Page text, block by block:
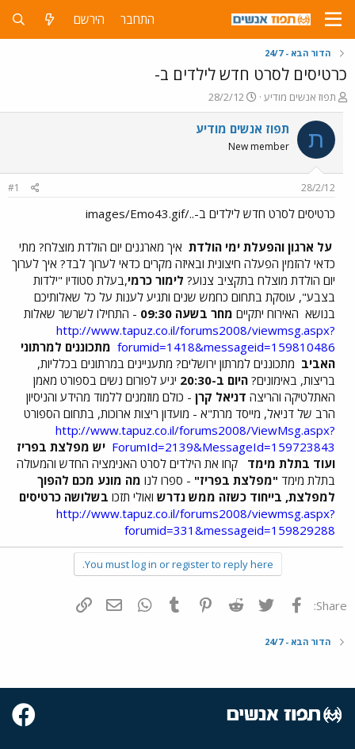
התחבר הירשם
הדור הבא - 24/7
כרטיסים לסרט חדש לילדים ב-
פ
ו
ת
ח
ה
ש
א
תפוז אנשים מודיע
פ
ו
ר
ם
ר
28/2/12
ת תפוז אנשים מודיע
New member
28/2/12
#1
כרטיסים לסרט חדש לילדים ב-../images/Emo43.gif
על ארגון והפעלת ימי הולדת איך מארגנים יום הולדת מוצלח? מתי
כדאי להזמין הפעלה חיצונית ובאיזה מקרים כדאי לערוך לבד? איך לערוך
יום הולדת מוצלח בתקציב צנוע? לימור כרמי,בעלת סטודיו "ילדות
בצבע", עוסקת בתחום כחמש שנים ותגיע לענות על כל שאלותיכם
בנושא האירוח יתקיים מחר בשעה 09:30
- התחילו לשרשר שאלות
http://www.tapuz.co.il/forums2008/viewmsg.aspx?
forumid=1418&messageid=159810486 מתכוננים למרתוני
האביב מתכוננים למרתון ירושלים? מתעניינים במרתונים בכלליות,
בריצות, באימונים? היום ב-20:30
יגיע לפורום נשים בספורט מאמן
האתלטיקה והריצה דניאל קרן - כולם מוזמנים ללמוד מהידע והניסיון
הרב של דניאל, מייסד מרת"א - מועדון ריצות ארוכות, בתחום הספורט
http://www.tapuz.co.il/forums2008/ViewMsg.aspx?
ForumId=2139&MessageId=159723843 יש מפלצת בפריז
ועוד בתלת מימד
קחו את הילדים לסרט האנימציה החדש והמעולה
בתלת מימד "מפלצת בפריז" - ספרו לנו מה מונע מכם להפוך
למפלצת, בייחוד כשזה ממש נדרש ואולי תזכו בשלושה כרטיסים
http://www.tapuz.co.il/forums2008/viewmsg.aspx?
forumid=331&messageid=159829288
You must log in or register to reply here.
Share: פייסבוק Twitter
Reddit
Pinterest
Tumblr
WhatsAppדואר אלקטרוני
הדור הבא - 24/7